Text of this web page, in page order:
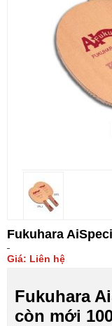
Fukuhara
Giá: Liên hệ
Fukuhara
còn mới